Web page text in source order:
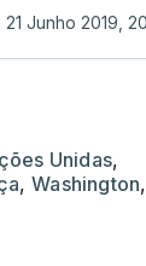
21 Junho 2019,
Unidas,
,Washington,